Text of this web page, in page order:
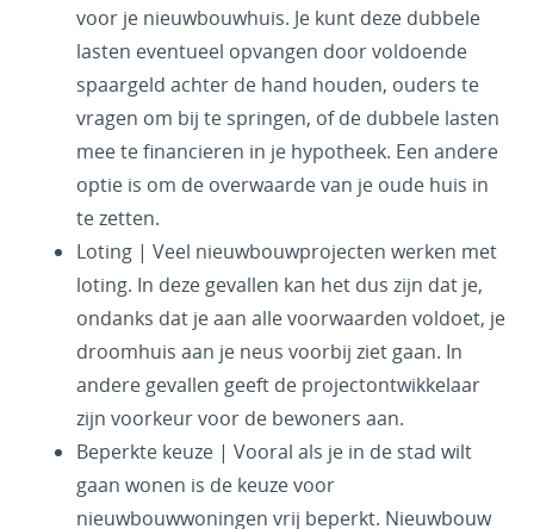
voor je nieuwbouwhuis. Je kunt deze dubbele
lasten eventueel opvangen door voldoende
spaargeld achter de hand houden, ouders te
vragen om bij te springen, of de dubbele lasten
mee te financieren in je hypotheek. Een andere
optie is om de overwaarde van je oude huis in
te zetten.
Loting | Veel nieuwbouwprojecten werken met
loting. In deze gevallen kan het dus zijn dat je,
ondanks dat je aan alle voorwaarden voldoet, je
droomhuis aan je neus voorbij ziet gaan. In
andere gevallen geeft de projectontwikkelaar
zijn voorkeur voor de bewoners aan.
Beperkte keuze | Vooral als je in de stad wilt
gaan wonen is de keuze voor
nieuwbouwwoningen vrij beperkt. Nieuwbouw